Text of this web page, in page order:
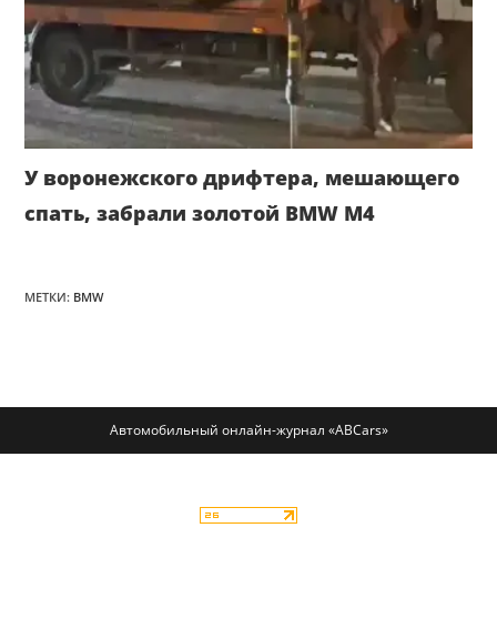
У воронежского дрифтера, мешающего
спать, забрали золотой BMW M4
МЕТКИ: BMW
Автомобильный онлайн-журнал «ABCars»